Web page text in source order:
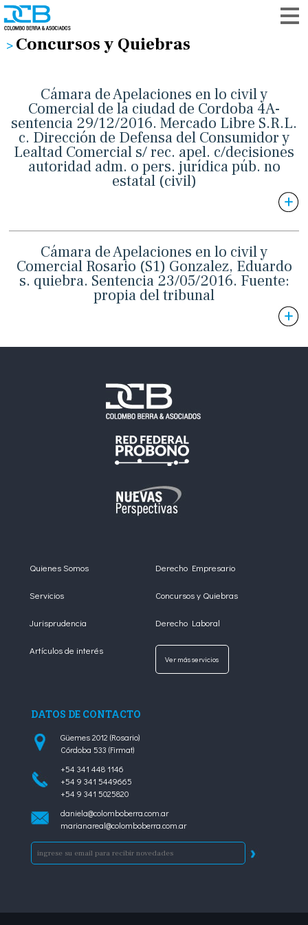
Concursos y Quiebras
Cámara de Apelaciones en lo civil y
Comercial de la ciudad de Cordoba 4A-
sentencia 29/12/2016. Mercado Libre S.R.L.
c. Dirección de Defensa del Consumidor y
Lealtad Comercial s/ rec. apel. c/decisiones
autoridad adm. o pers. jurídica púb. no
estatal (civil)
Cámara de Apelaciones en lo civil y
Comercial Rosario (S1) Gonzalez, Eduardo
s. quiebra. Sentencia 23/05/2016. Fuente:
propia del tribunal
Quienes Somos
Servicios
Jurisprudencia
Artículos de interés
Derecho Empresario
Concursos y Quiebras
Derecho Laboral
Ver más servicios
DATOS DE CONTACTO
Güemes 2012 (Rosario)
Córdoba 533 (Firmat)
+54 341 448 1146
+54 9 341 5449665
+54 9 341 5025820
daniela@colomboberra.com.ar
marianareal@colomboberra.com.ar